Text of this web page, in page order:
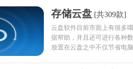
存储云盘 [共309款]
云盘软件目前市面上有很多
据帮助，并且还可进行各种
放置在云盘之中不仅节省电